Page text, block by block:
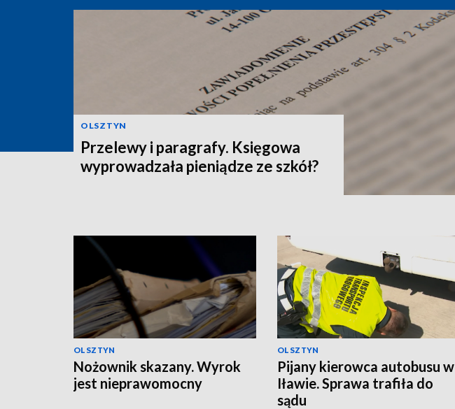
OLSZTYN
Przelewy i paragrafy. Księgowa
wyprowadzała pieniądze ze szkół?
OLSZTYN
Nożownik skazany. Wyrok
jest nieprawomocny
OLSZTYN
Pijany kierowca autobusu w
Iławie. Sprawa trafiła do
sądu